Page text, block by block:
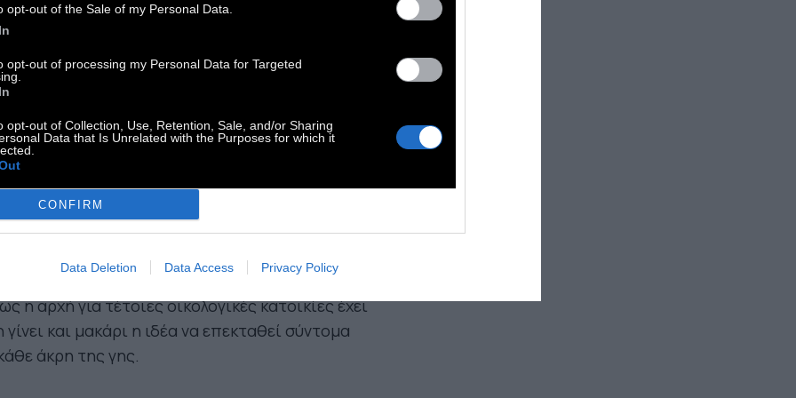
opt-out of the Sale of my Personal Data.
opt-out of processing my Personal Data for Targeted
opt-out of Collection, Use, Retention, Sale, and/or Sharing
Data that Is Unrelated with the Purposes for which it
CONFIRM
Data Deletion Data Access Privacy Policy
να είναι φτιαγμένα ουσιαστικά από
όμως δεν είναι φτηνή υπόθεση
από αυτά τα σπίτια χρησιμοποιεί την
λέξη της τεχνολογίας
πάνελ. Έτσι, το κόστος μπορεί ακόμα και να
και αυτό ενός συμβατικού σπιτιού αλλά
οφέλη.
την ώρα, λόγω νομοθεσίας, δεν επιτρέπεται να
τέτοια σπίτια σε όλες τις χώρες.
η αρχή για τέτοιες οικολογικές κατοικίες έχει
γίνει και μακάρι η ιδέα να επεκταθεί σύντομα
άκρη της γης.